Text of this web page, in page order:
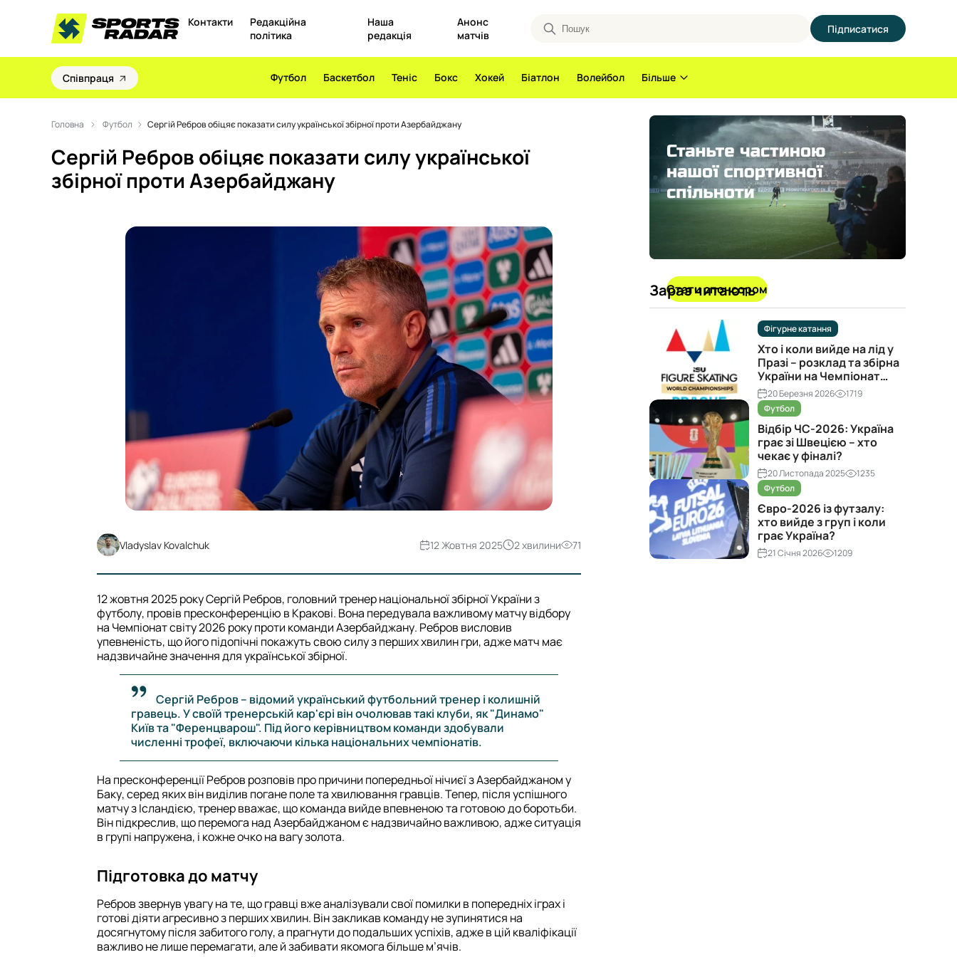
Контакти
Редакційна
політика
Наша
редакція
Анонс
матчів
Підписатися
Співпраця Футбол Баскетбол Теніс Бокс Хокей Біатлон Волейбол Більше
Стати спонсором
Головна Футбол Сергій Ребров обіцяє показати силу української збірної проти Азербайджану
Сергій Ребров обіцяє показати силу української
збірної проти Азербайджану
Vladyslav Kovalchuk 2 хвилини 71
12 Жовтня 2025
12 жовтня 2025 року Сергій Ребров, головний тренер національної збірної України з
футболу, провів пресконференцію в Кракові. Вона передувала важливому матчу відбору
на Чемпіонат світу 2026 року проти команди Азербайджану. Ребров висловив
упевненість, що його підопічні покажуть свою силу з перших хвилин гри, адже матч має
надзвичайне значення для української збірної.
Сергій Ребров – відомий український футбольний тренер і колишній
гравець. У своїй тренерській кар'єрі він очолював такі клуби, як "Динамо"
Київ та "Ференцварош". Під його керівництвом команди здобували
численні трофеї, включаючи кілька національних чемпіонатів.
На пресконференції Ребров розповів про причини попередньої нічиєї з Азербайджаном у
Баку, серед яких він виділив погане поле та хвилювання гравців. Тепер, після успішного
матчу з Ісландією, тренер вважає, що команда вийде впевненою та готовою до боротьби.
Він підкреслив, що перемога над Азербайджаном є надзвичайно важливою, адже ситуація
в групі напружена, і кожне очко на вагу золота.
Підготовка до матчу
Ребров звернув увагу на те, що гравці вже аналізували свої помилки в попередніх іграх і
готові діяти агресивно з перших хвилин. Він закликав команду не зупинятися на
досягнутому після забитого голу, а прагнути до подальших успіхів, адже в цій кваліфікації
важливо не лише перемагати, але й забивати якомога більше м’ячів.
Зараз читають
Фігурне катання
Хто і коли вийде на лід у
Празі – розклад та збірна
України на Чемпіонат
світу з фігурного катання
2026
20 Березня 2026
1719
Футбол
Відбір ЧС-2026: Україна
грає зі Швецією – хто
чекає у фіналі?
20 Листопада 2025
1235
Футбол
Євро-2026 із футзалу:
хто вийде з груп і коли
грає Україна?
21 Січня 2026 1209